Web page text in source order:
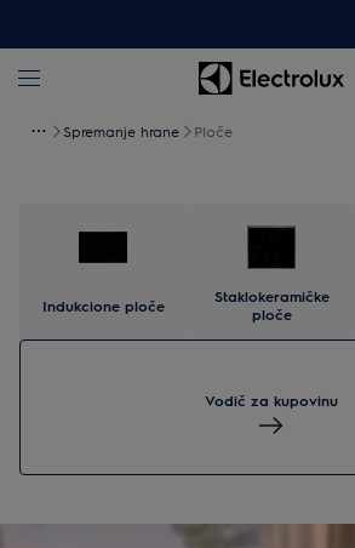
Spremanje hrane Ploče
Indukcione ploče
Staklokeramičke
ploče
Vodič za kupovinu